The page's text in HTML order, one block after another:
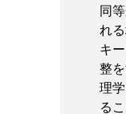
同
れ
キ
整
理
る